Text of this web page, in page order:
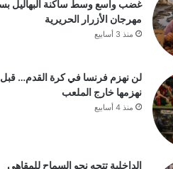
غضب واسع وسط ساكنة البهاليل
مهرجان الأزرار الحريرية
منذ 3 أسابيع
لن نهزم فرنسا في كرة القدم…
نهزمها خارج الملعب
منذ 4 أسابيع
الداخلية تتجه نحو السماح للمقاهي